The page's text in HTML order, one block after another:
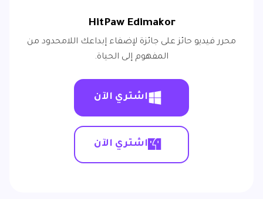
HitPaw Edimakor
محرر فيديو حائز على جائزة لإضفاء إبداعك اللامحدود من
المفهوم إلى الحياة.
اشتري الآن
اشتري الآن